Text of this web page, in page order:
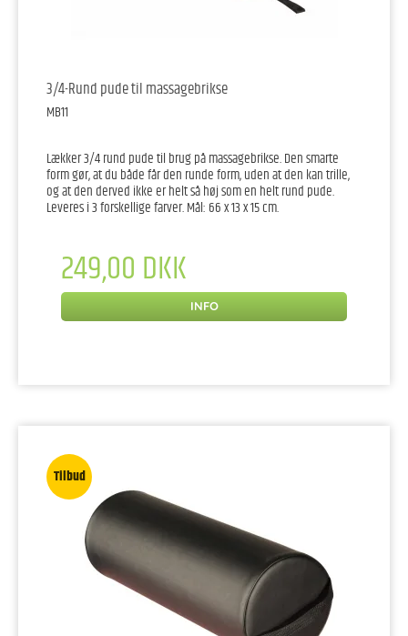
3/4-Rund pude til massagebrikse
MB11
Lækker 3/4 rund pude til brug på massagebrikse. Den smarte
form gør, at du både får den runde form, uden at den kan trille,
og at den derved ikke er helt så høj som en helt rund pude.
Leveres i 3 forskellige farver. Mål: 66 x 13 x 15 cm.
249,00 DKK
INFO
Tilbud